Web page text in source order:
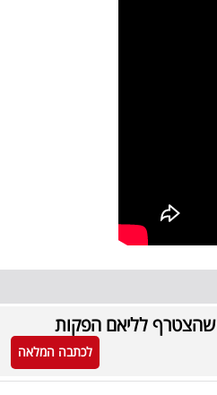
שהצטרף לליאם הפקות
לכתבה המלאה